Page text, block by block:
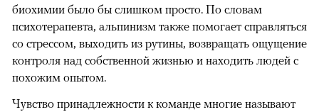
биохимии было бы слишком просто. По словам
психотерапевта, альпинизм также помогает справляться
со стрессом, выходить из рутины, возвращать ощущение
контроля над собственной жизнью и находить людей с
похожим опытом.
Чувство принадлежности к команде многие называют